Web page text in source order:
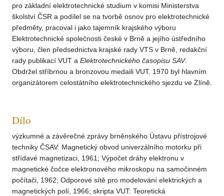
pro základní elektrotechnické studium v komisi Ministerstva
školství ČSR a podílel se na tvorbě osnov pro elektrotechnické
předměty, pracoval i jako tajemník krajského výboru
Elektrotechnické společnosti české v Brně a jejího ústředního
výboru, člen předsednictva krajské rady VTS v Brně, redakční
rady publikací VUT a Elektrotechnického časopisu SAV.
Obdržel stříbrnou a bronzovou medaili VUT. 1970 byl hlavním
organizátorem celostátního elektrotechnického sjezdu ve Zlíně.
Dílo
výzkumné a závěrečné zprávy brněnského Ústavu přístrojové
techniky ČSAV: Magnetický obvod univerzálního motorku při
střídavé magnetizaci, 1961; Výpočet dráhy elektronu v
magnetické čočce elektronového mikroskopu na samočinném
počítači, 1962; Odporové sítě pro modelování elektrických a
magnetických polí, 1966; skripta VUT: Teoretická